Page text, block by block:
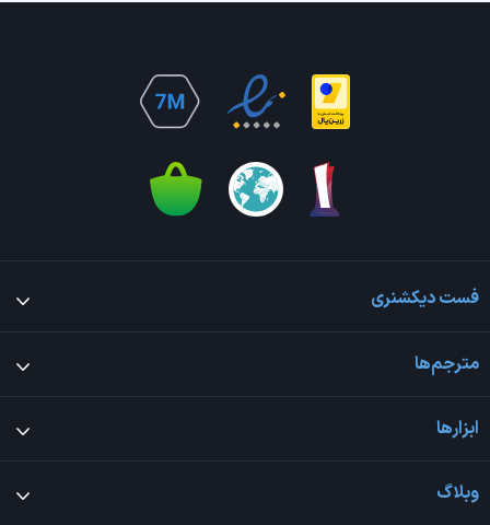
فست دیکشنری
مترجم‌ها
ابزارها
وبلاگ